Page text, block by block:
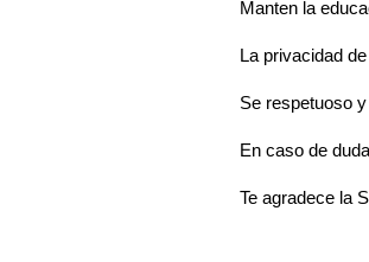
Manten la
La privacidad
Se respetuoso
En caso de
Te agradece la